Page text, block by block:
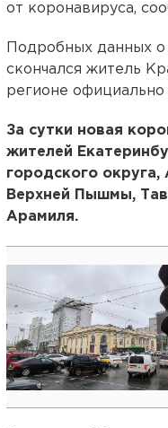
от коронавируса,
Подробных данных о
скончался житель
регионе официально
За сутки новая
жителей
городского
Верхней Пышмы,
Арамиля.